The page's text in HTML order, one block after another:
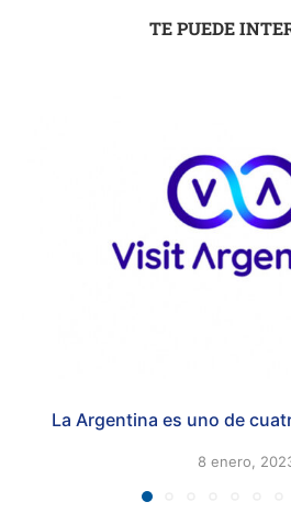
TE PUEDE
La Argentina es uno de
8 enero,